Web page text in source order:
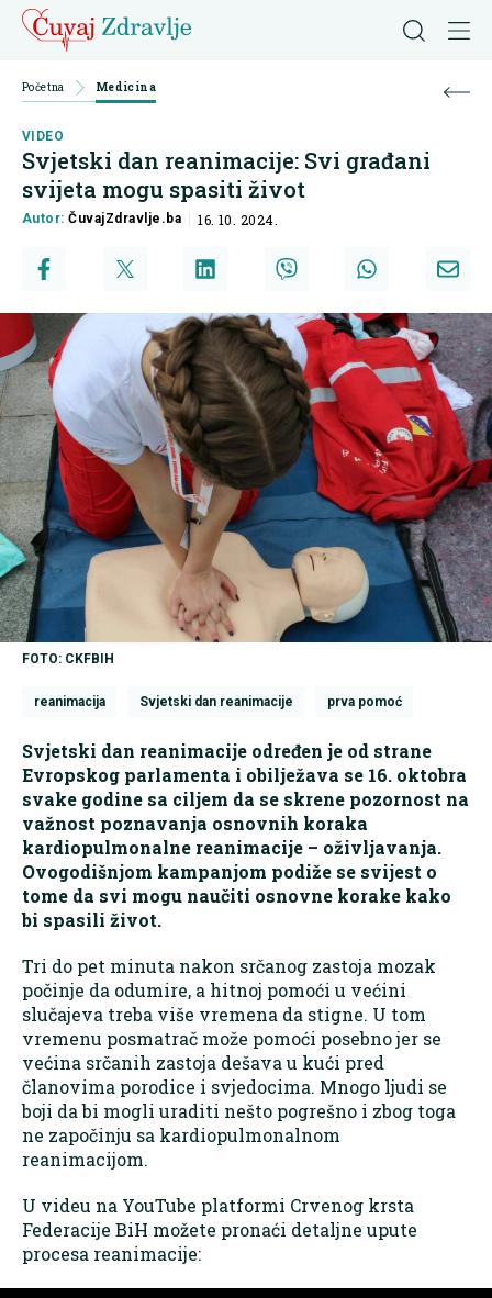
Početna Medicina
VIDEO
Svjetski dan reanimacije: Svi građani
svijeta mogu spasiti život
Autor:ČuvajZdravlje.ba 16. 10. 2024.
FOTO: CKFBIH
reanimacija Svjetski dan reanimacije prva pomoć
Svjetski dan reanimacije određen je od strane
Evropskog parlamenta i obilježava se 16. oktobra
svake godine sa ciljem da se skrene pozornost na
važnost poznavanja osnovnih koraka
kardiopulmonalne reanimacije – oživljavanja.
Ovogodišnjom kampanjom podiže se svijest o
tome da svi mogu naučiti osnovne korake kako
bi spasili život.
Tri do pet minuta nakon srčanog zastoja mozak
počinje da odumire, a hitnoj pomoći u većini
slučajeva treba više vremena da stigne. U tom
vremenu posmatrač može pomoći posebno jer se
većina srčanih zastoja dešava u kući pred
članovima porodice i svjedocima. Mnogo ljudi se
boji da bi mogli uraditi nešto pogrešno i zbog toga
ne započinju sa kardiopulmonalnom
reanimacijom.
U videu na YouTube platformi Crvenog krsta
Federacije BiH možete pronaći detaljne upute
procesa reanimacije: